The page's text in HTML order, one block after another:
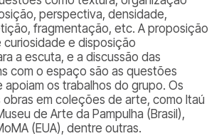
perspectiva, densidade,
fragmentação, etc. A proposição
e disposição
a escuta, e a discussão das
com o espaço são as questões
apoiam os trabalhos do grupo. Os
obras em coleções de arte, como Itaú
de Arte da Pampulha (Brasil),
(EUA), dentre outras.